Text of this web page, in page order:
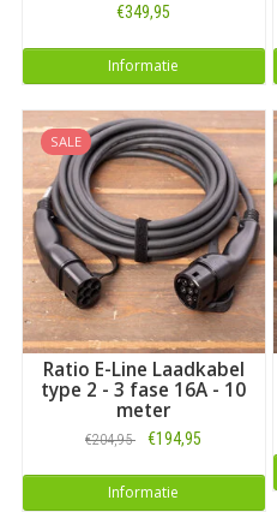
€349,95
Informatie
SALE
Ratio E-Line Laadkabel
type 2 - 3 fase 16A - 10
meter
€204,95 €194,95
Informatie